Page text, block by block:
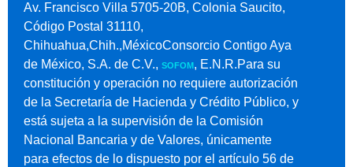
Av. Francisco Villa 5705-20B, Colonia Saucito,
Código Postal 31110,
Chihuahua,Chih.,MéxicoConsorcio Contigo Aya
de México, S.A. de C.V., SOFOM , E.N.R.Para su
constitución y operación no requiere autorización
de la Secretaría de Hacienda y Crédito Público, y
está sujeta a la supervisión de la Comisión
Nacional Bancaria y de Valores, únicamente
para efectos de lo dispuesto por el artículo 56 de